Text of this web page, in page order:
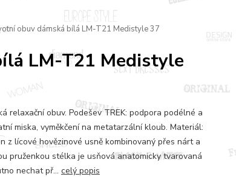
obuv dámská bílá LM-T21 Medistyle 37
LM-T21 Medistyle
relaxační obuv. Podešev TREK: podpora podélné a
miska, vyměkčení na metatarzální kloub. Materiál:
z lícové hovězinové usně kombinovaný přes nárt a
pruženkou stélka je usňová anatomicky tvarovaná
nechat př... celý popis